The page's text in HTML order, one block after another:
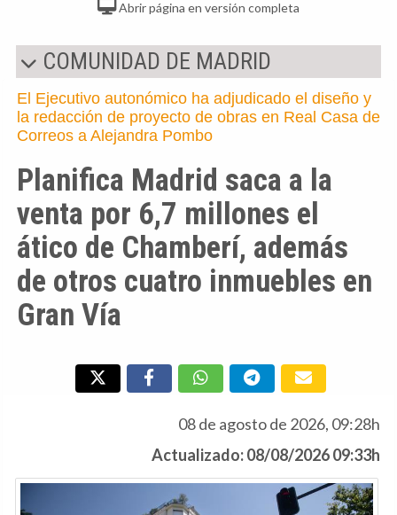
Abrir página en versión completa
COMUNIDAD DE MADRID
El Ejecutivo autonómico ha adjudicado el diseño y
la redacción de proyecto de obras en Real Casa de
Correos a Alejandra Pombo
Planifica Madrid saca a la
venta por 6,7 millones el
ático de Chamberí, además
de otros cuatro inmuebles en
Gran Vía
08 de agosto de 2026, 09:28h
Actualizado: 08/08/2026 09:33h